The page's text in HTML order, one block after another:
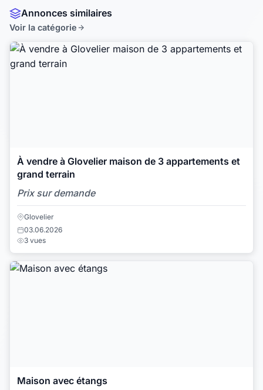
Annonces similaires
Voir la catégorie
À vendre à Glovelier maison de 3 appartements et
grand terrain
Prix sur demande
Glovelier
03.06.2026
3 vues
Maison avec étangs